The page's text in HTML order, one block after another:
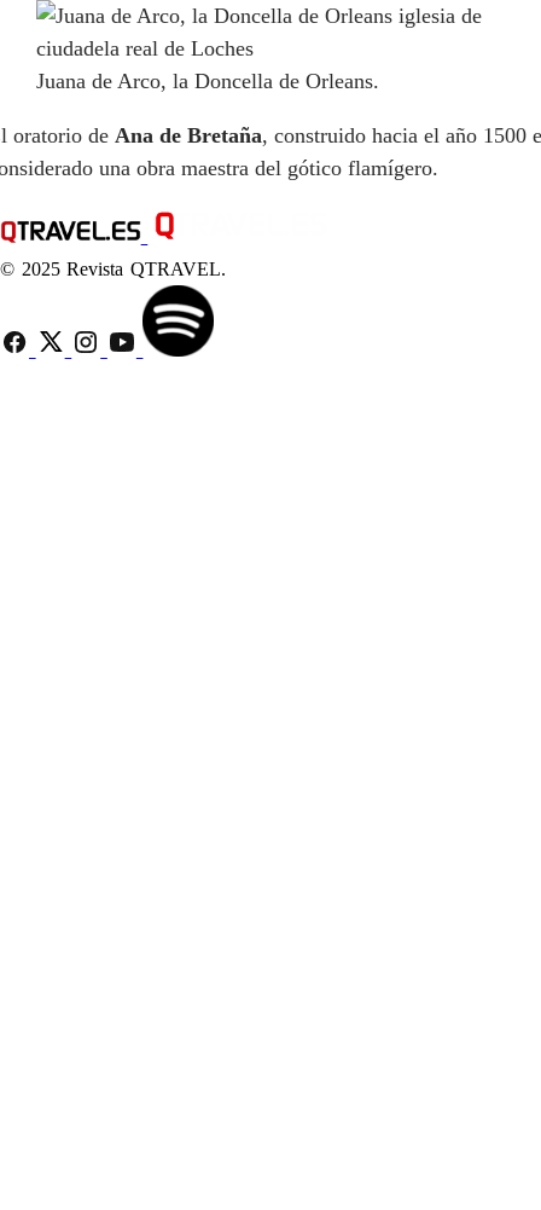
Juana de Arco, la Doncella de Orleans.
oratorio de Ana de Bretaña, construido hacia el año 1500
una obra maestra del gótico flamígero.
© 2025 Revista QTRAVEL.